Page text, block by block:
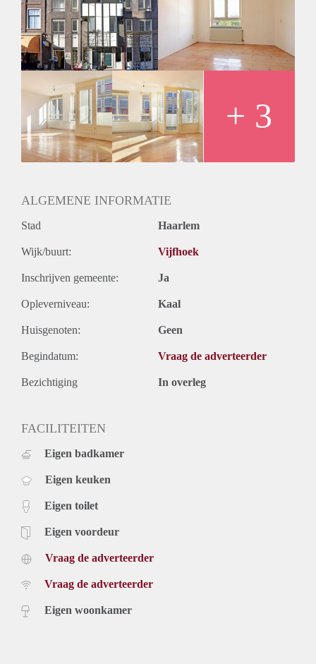
Inkomen eis
2,7 X Maandhuur Bruto
Huurtermijn
Onbepaalde termijn
Oplevering
+ 3
ALGEMENE INFORMATIE
Stad Haarlem
Wijk/buurt: Vijfhoek
Inschrijven gemeente: Ja
Opleverniveau: Kaal
Huisgenoten: Geen
Begindatum: Vraag de adverteerder
Bezichtiging In overleg
FACILITEITEN
Eigen badkamer
Eigen keuken
Eigen toilet
Eigen voordeur
Vraag de adverteerder
Vraag de adverteerder
Eigen woonkamer